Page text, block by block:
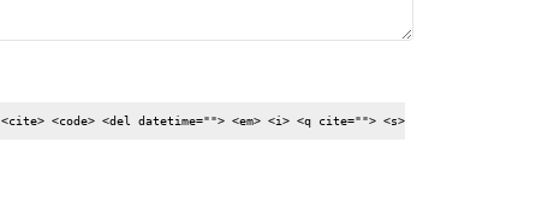
<code> <del datetime=""> <em> <i> <q cite=""> <s>